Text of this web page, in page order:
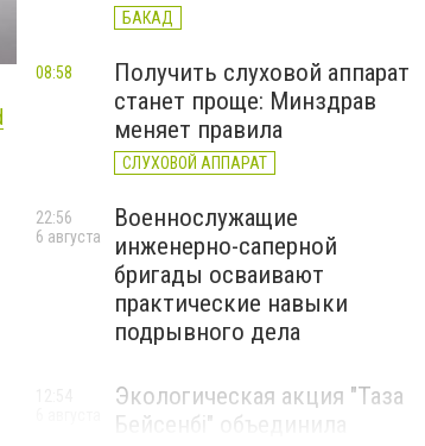
БАКАД
Получить слуховой аппарат
станет проще: Минздрав
меняет правила
СЛУХОВОЙ АППАРАТ
08:58
Военнослужащие
инженерно-саперной
бригады осваивают
практические навыки
подрывного дела
22:56
6 августа
Экологическая акция "Таза
Бейсенбі" объединила